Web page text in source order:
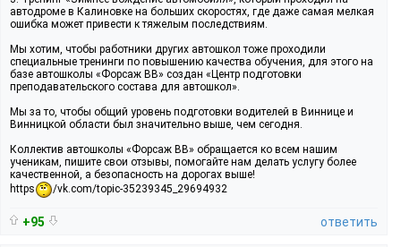
автодроме в Калиновке на больших скоростях, где даже самая мелкая
ошибка может привести к тяжелым последствиям.
Мы хотим, чтобы работники других автошкол тоже проходили
специальные тренинги по повышению качества обучения, для этого на
базе автошколы «Форсаж ВВ» создан «Центр подготовки
преподавательского состава для автошкол».
Мы за то, чтобы общий уровень подготовки водителей в Виннице и
Винницкой области был значительно выше, чем сегодня.
Коллектив автошколы «Форсаж ВВ» обращается ко всем нашим
ученикам, пишите свои отзывы, помогайте нам делать услугу более
качественной, а безопасность на дорогах выше!
https
/vk.com/topic-35239345_29694932
+95 ответить